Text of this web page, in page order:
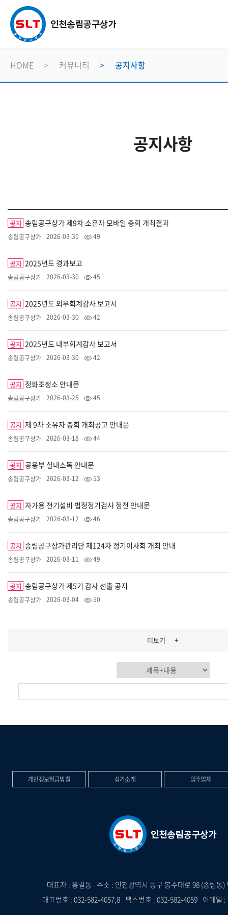
HOME 커뮤니티 공지사항
공지사항
공지 송림공구상가 제9차 소유자 모바일 총회 개최결과
송림공구상가 2026-03-30 49
공지 2025년도 경과보고
송림공구상가 2026-03-30 45
공지 2025년도 외부회계감사 보고서
송림공구상가 2026-03-30 42
공지 2025년도 내부회계감사 보고서
송림공구상가 2026-03-30 42
공지 정화조청소 안내문
송림공구상가 2026-03-25 45
공지 제 9차 소유자 총회 개최공고 안내문
송림공구상가 2026-03-18 44
공지 공용부 실내소독 안내문
송림공구상가 2026-03-12 53
공지 자가용 전기설비 법정정기검사 정전 안내문
송림공구상가 2026-03-12 46
공지 송림공구상가관리단 제124차 정기이사회 개최 안내
송림공구상가 2026-03-11 49
공지 송림공구상가 제5기 감사 선출 공지
송림공구상가 2026-03-04 50
더보기 +
개인정보취급방침 상가소개 입주업체
대표자 : 홍길동 주소 : 인천광역시 동구 봉수대로 98 (송림동
대표번호 : 032-582-4057,8 팩스번호 : 032-582-4059 이메일